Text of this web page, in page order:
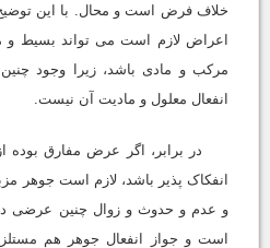
خلاف فرض است و محال. با این
اعراض لازم است مى تواند بسیط و
مرکب و مادى باشد، زیرا وجود
انفعال معلول و مادیت آن نیست.
در برابر، اگر عرض مفارق
انفکاک پذیر باشد، لازم است جوهر
و عدم و حدوث و زوال چنین عرضى در
است و جواز انفعال جوهر هم